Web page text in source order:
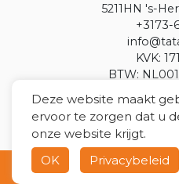
Deze website maakt
ervoor te zorgen dat u
onze website krijgt.
OK
Privacybeleid
5211HN 's-
+3173-
KVK:
BTW:
Copyright